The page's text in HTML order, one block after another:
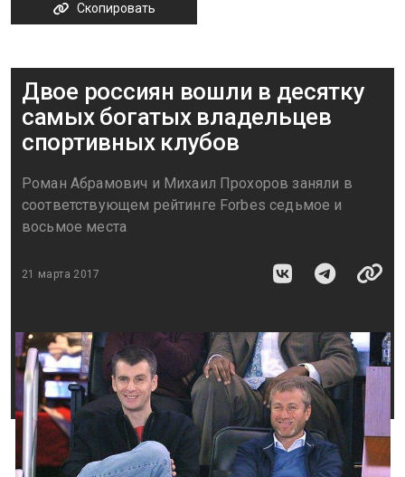
Скопировать
Двое россиян вошли в десятку
самых богатых владельцев
спортивных клубов
Роман Абрамович и Михаил Прохоров заняли в
соответствующем рейтинге Forbes седьмое и
восьмое места
21 марта 2017